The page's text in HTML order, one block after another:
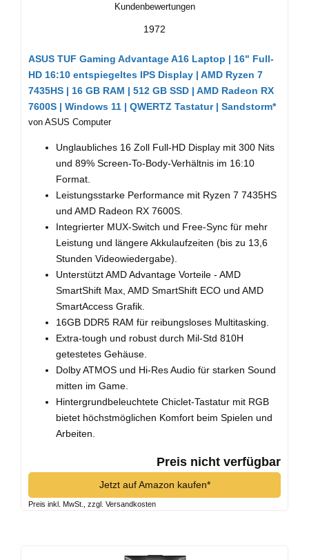
Kundenbewertungen
1972
ASUS TUF Gaming Advantage A16 Laptop | 16" Full-
HD 16:10 entspiegeltes IPS Display | AMD Ryzen 7
7435HS | 16 GB RAM | 512 GB SSD | AMD Radeon RX
7600S | Windows 11 | QWERTZ Tastatur | Sandstorm*
von ASUS Computer
Unglaubliches 16 Zoll Full-HD Display mit 300 Nits
und 89% Screen-To-Body-Verhältnis im 16:10
Format.
Leistungsstarke Performance mit Ryzen 7 7435HS
und AMD Radeon RX 7600S.
Integrierter MUX-Switch und Free-Sync für mehr
Leistung und längere Akkulaufzeiten (bis zu 13,6
Stunden Videowiedergabe).
Unterstützt AMD Advantage Vorteile - AMD
SmartShift Max, AMD SmartShift ECO und AMD
SmartAccess Grafik.
16GB DDR5 RAM für reibungsloses Multitasking.
Extra-tough und robust durch Mil-Std 810H
getestetes Gehäuse.
Dolby ATMOS und Hi-Res Audio für starken Sound
mitten im Game.
Hintergrundbeleuchtete Chiclet-Tastatur mit RGB
bietet höchstmöglichen Komfort beim Spielen und
Arbeiten.
Preis nicht verfügbar
Jetzt auf Amazon kaufen*
Preis inkl. MwSt., zzgl. Versandkosten